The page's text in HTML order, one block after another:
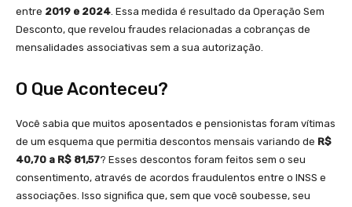
entre 2019 e 2024. Essa medida é resultado da Operação Sem
Desconto, que revelou fraudes relacionadas a cobranças de
mensalidades associativas sem a sua autorização.
O Que Aconteceu?
Você sabia que muitos aposentados e pensionistas foram vítimas
de um esquema que permitia descontos mensais variando de R$
40,70 a R$ 81,57? Esses descontos foram feitos sem o seu
consentimento, através de acordos fraudulentos entre o INSS e
associações. Isso significa que, sem que você soubesse, seu